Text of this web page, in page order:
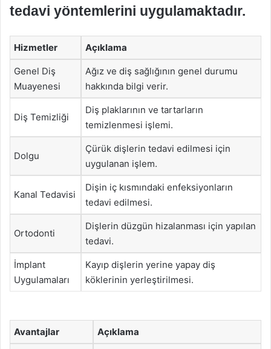
tedavi yöntemlerini uygulamaktadır.
Hizmetler Açıklama
Genel Diş
Muayenesi
Ağız ve diş sağlığının genel durumu
hakkında bilgi verir.
Diş Temizliği
Diş plaklarının ve tartarların
temizlenmesi işlemi.
Dolgu
Çürük dişlerin tedavi edilmesi için
uygulanan işlem.
Kanal Tedavisi
Dişin iç kısmındaki enfeksiyonların
tedavi edilmesi.
Ortodonti
Dişlerin düzgün hizalanması için yapılan
tedavi.
İmplant
Uygulamaları
Kayıp dişlerin yerine yapay diş
köklerinin yerleştirilmesi.
Avantajlar Açıklama